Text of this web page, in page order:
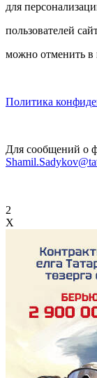
для
пользователей
можно отменить в
Политика
Для сообщений о
2
X